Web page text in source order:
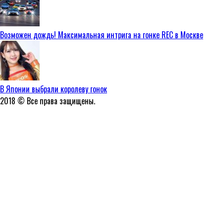
Возможен дождь! Максимальная интрига на гонке REC в Москве
В Японии выбрали королеву гонок
2018 © Все права защищены.